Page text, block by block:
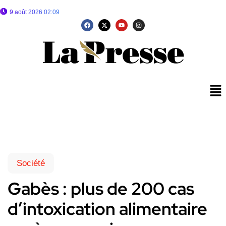
9 août 2026 02:09
Société
Gabès : plus de 200 cas
d’intoxication alimentaire